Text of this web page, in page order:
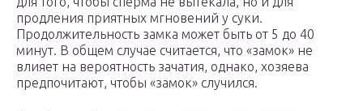
продления приятных мгновений у суки.
Продолжительность замка может быть от 5 до 40
минут. В общем случае считается, что «замок» не
влияет на вероятность зачатия, однако, хозяева
предпочитают, чтобы «замок» случился.